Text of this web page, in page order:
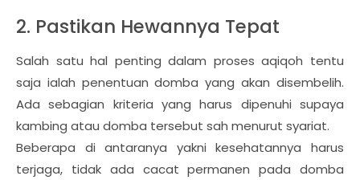
2. Pastikan Hewannya Tepat
Salah satu hal penting dalam proses aqiqoh tentu
saja ialah penentuan domba yang akan disembelih.
Ada sebagian kriteria yang harus dipenuhi supaya
kambing atau domba tersebut sah menurut syariat.
Beberapa di antaranya yakni kesehatannya harus
terjaga, tidak ada cacat permanen pada domba